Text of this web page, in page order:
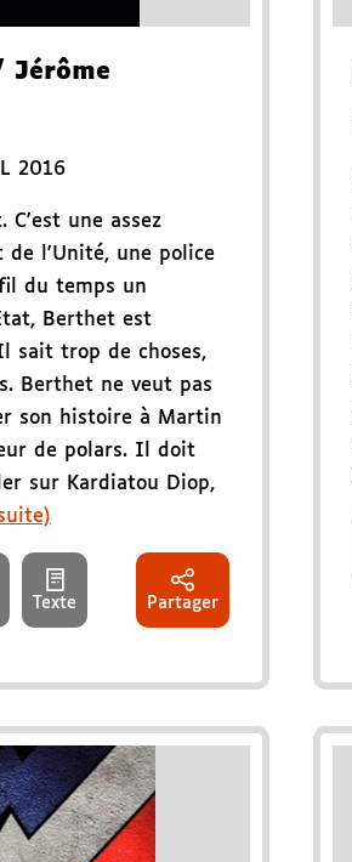
Jérôme
2016
C'est une assez
de l'Unité, une police
du temps un
Berthet est
sait trop de choses,
Berthet ne veut pas
son histoire à Martin
de polars. Il doit
sur Kardiatou Diop,
Texte Partager